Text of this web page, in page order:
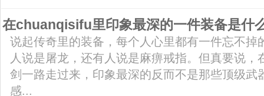
在chuanqisifu里印象最深的一件装备是什
说起传奇里的装备，每个人心里都有一件忘不掉
人说是屠龙，还有人说是麻痹戒指。但真要说，
剑一路走过来，印象最深的反而不是那些顶级武
感...